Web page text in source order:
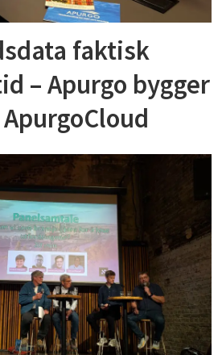
faktisk
– Apurgo bygger